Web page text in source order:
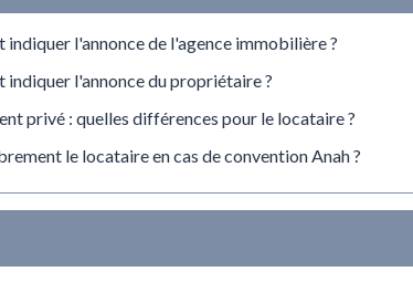
indiquer l'annonce de l'agence immobilière ?
indiquer l'annonce du propriétaire ?
privé : quelles différences pour le locataire ?
le locataire en cas de convention Anah ?